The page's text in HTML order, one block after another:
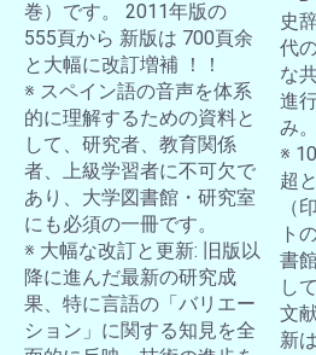
巻）です。 2011年版の
555頁から 新版は 700頁余
と大幅に改訂増補 ！！
※ スペイン語の音声を体系
的に理解するための資料と
して、研究者、教育関係
者、上級学習者に不可欠で
あり、大学図書館・研究室
にも必須の一冊です。
※ 大幅な改訂と更新: 旧版以
降に進んだ最新の研究成
果、特に言語の「バリエー
ション」に関する知見を全
史
代
な
進
み。
※
超
（
ト
書
し
文
新